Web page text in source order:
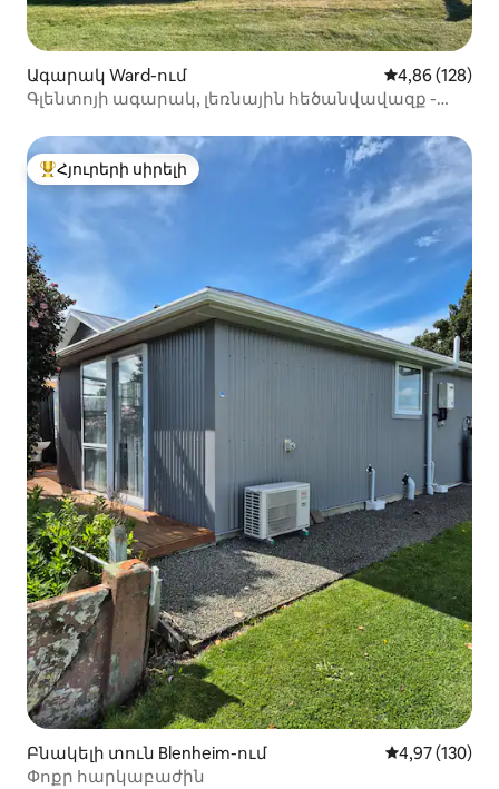
Ագարակ Ward-ում Միջին
4,86 (128)
Գլենտոյի ագարակ, լեռնային հեծանվավազք -
Հյուրերի սիրելի լավագույն տները
Հյուրերի սիրելի
Բնակելի տուն Blenheim-ում Միջին
4,97 (130)
Փոքր հարկաբաժին